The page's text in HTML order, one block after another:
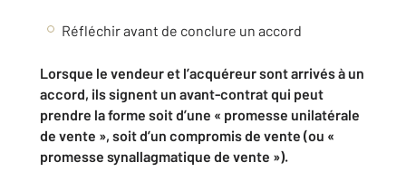
Réfléchir avant de conclure un accord
Lorsque le vendeur et l’acquéreur sont arrivés à un
accord, ils signent un avant-contrat qui peut
prendre la forme soit d’une « promesse unilatérale
de vente », soit d’un compromis de vente (ou «
promesse synallagmatique de vente »).